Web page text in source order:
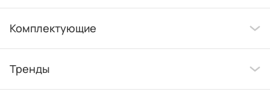
Комплектующие
Тренды